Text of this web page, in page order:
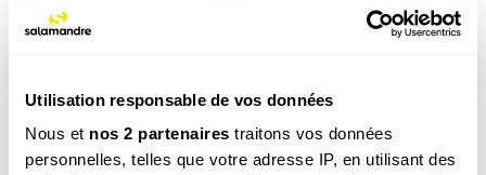
Utilisation responsable de vos données
Nous et nos 2 partenaires traitons vos données
personnelles, telles que votre adresse IP, en utilisant des
La newsletter nature qui fait du bien !
Votre escapade nature hebdomadaire : reportages,
interviews, Minute Nature, …